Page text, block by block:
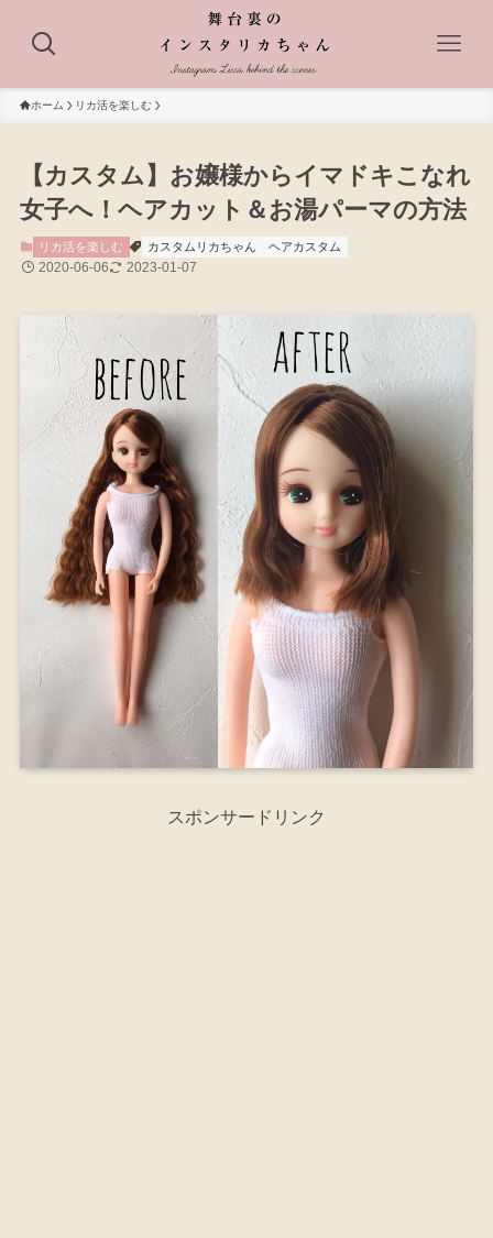
ホーム リカ活を楽しむ
【カスタム】お嬢様からイマドキこなれ
女子へ！ヘアカット＆お湯パーマの方法
リカ活を楽しむ カスタムリカちゃん ヘアカスタム
2020-06-06 2023-01-07
スポンサードリンク